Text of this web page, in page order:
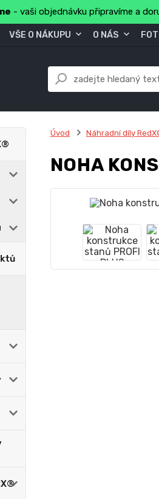
- vaši objednávku připravíme a
VŠE O NÁKUPU O NÁS
Úvod Náhradní díly
NOHA